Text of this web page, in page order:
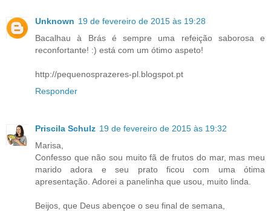
Unknown 19 de fevereiro de 2015 às 19:28
Bacalhau à Brás é sempre uma refeição saborosa e
reconfortante! :) está com um ótimo aspeto!
http://pequenosprazeres-pl.blogspot.pt
Responder
Priscila Schulz 19 de fevereiro de 2015 às 19:32
Marisa,
Confesso que não sou muito fã de frutos do mar, mas meu
marido adora e seu prato ficou com uma ótima
apresentação. Adorei a panelinha que usou, muito linda.
Beijos, que Deus abençoe o seu final de semana,